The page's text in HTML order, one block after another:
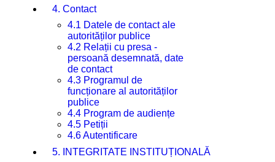
4. Contact
4.1 Datele de contact ale
autorităților publice
4.2 Relații cu presa -
persoană desemnată, date
de contact
4.3 Programul de
funcționare al autorităților
publice
4.4 Program de audiențe
4.5 Petiții
4.6 Autentificare
5. INTEGRITATE INSTITUȚIONALĂ